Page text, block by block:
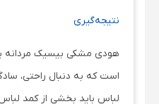
نتیجه‌گیری
هودی مشکی بیسیک مردانه
است که به دنبال راحتی،
لباس باید بخشی از کمد